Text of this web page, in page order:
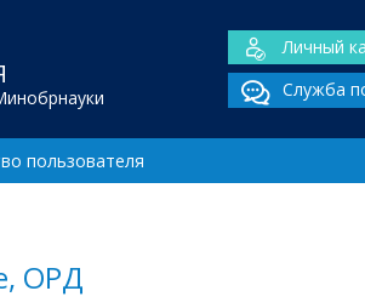
Личный
Служба
пользователя
ОРД